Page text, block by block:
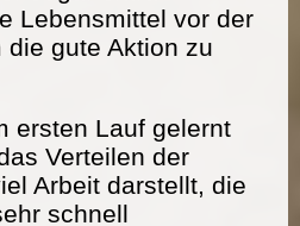
Lebensmittel vor der
gute Aktion zu
ersten Lauf gelernt
Verteilen der
Arbeit darstellt, die
schnell